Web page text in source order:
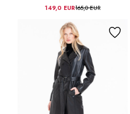
149,0 EUR165,0 EUR